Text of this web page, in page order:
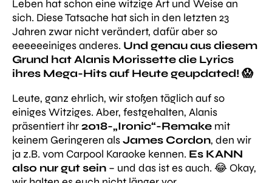
Leben hat schon eine witzige Art und Weise an
sich. Diese Tatsache hat sich in den letzten 23
Jahren zwar nicht verändert, dafür aber so
eeeeeeiniges anderes. Und genau aus diesem
Grund hat Alanis Morissette die Lyrics
ihres Mega-Hits auf Heute geupdated! 😱
Leute, ganz ehrlich, wir stoßen täglich auf so
einiges Witziges. Aber, festgehalten, Alanis
präsentiert ihr2018-„Ironic“-Remake mit
keinem Geringeren alsJames Cordon, den wir
ja z.B. vom Carpool Karaoke kennen. Es KANN
also nur gut sein – und das ist es auch. 😂 Okay,